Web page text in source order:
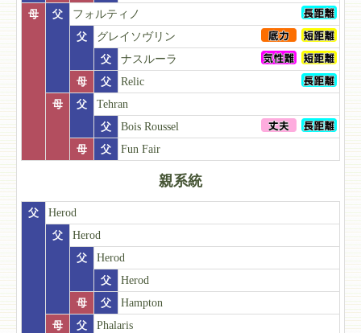
母
父
フォルティノ
父
グレイソヴリン
父
ナスルーラ
母
父
Relic
母
父
Tehran
父
Bois Roussel
母
父 Fun Fair
親系統
父
Herod
父
Herod
父
Herod
父
Herod
母
父
Hampton
母
父
Phalaris